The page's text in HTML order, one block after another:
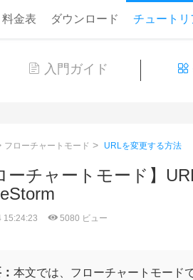
料金表 ダウンロード チュートリ
入門ガイド
フローチャートモード > URLを変更する方法
ーチャートモード】
15:24:23 5080 ビュー
本文では、フローチャートモード